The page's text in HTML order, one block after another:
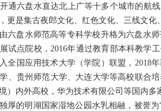
通六盘水直达北上广等十多个城市的航
更是集古夜郎文化、红色文化、三线文化
六盘水师范高等专科学校升格为六盘水
试点院校，2016年通过教育部本科教学
全国应用技术大学（学院）联盟，2018
、贵州师范大学、大连大学等高校联合
）内外高校，华为技术有限公司等国内多
厚的明湖国家湿地公园水乳相融，被誉